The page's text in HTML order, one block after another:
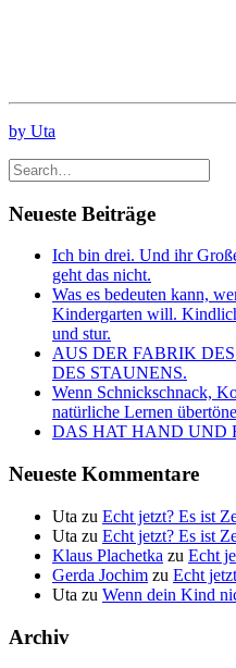
by Uta
Neueste Beiträge
Ich bin drei. Und ihr
geht das nicht.
Was es bedeuten kann,
Kindergarten will.
und stur.
AUS DER FABRIK
DES STAUNENS.
Wenn Schnickschnack,
natürliche Lernen
DAS HAT HAND UND
Neueste Kommentare
Uta zu Echt jetzt? Es ist
Uta zu Echt jetzt? Es ist
Klaus Plachetka zu Echt
Gerda Jochim zu Echt
Uta zu Wenn dein Kind
Archiv